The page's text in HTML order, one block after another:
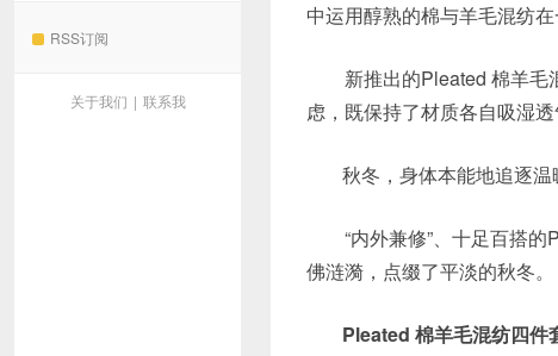
RSS订阅
关于我们 | 联系我
中运用醇熟的棉与羊毛混纺
新推出的Pleated 棉羊毛
虑，既保持了材质各自吸湿
秋冬，身体本能地追逐
“内外兼修”、十足百搭的
佛涟漪，点缀了平淡的秋冬。
Pleated 棉羊毛混纺四件